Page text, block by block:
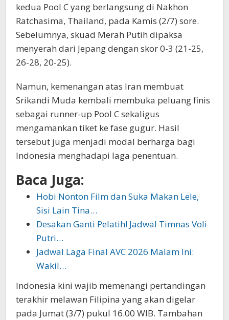
kedua Pool C yang berlangsung di Nakhon
Ratchasima, Thailand, pada Kamis (2/7) sore.
Sebelumnya, skuad Merah Putih dipaksa
menyerah dari Jepang dengan skor 0-3 (21-25,
26-28, 20-25).
Namun, kemenangan atas Iran membuat
Srikandi Muda kembali membuka peluang finis
sebagai runner-up Pool C sekaligus
mengamankan tiket ke fase gugur. Hasil
tersebut juga menjadi modal berharga bagi
Indonesia menghadapi laga penentuan.
Baca Juga:
Hobi Nonton Film dan Suka Makan Lele,
Sisi Lain Tina…
Desakan Ganti Pelatih! Jadwal Timnas Voli
Putri…
Jadwal Laga Final AVC 2026 Malam Ini:
Wakil…
Indonesia kini wajib memenangi pertandingan
terakhir melawan Filipina yang akan digelar
pada Jumat (3/7) pukul 16.00 WIB. Tambahan